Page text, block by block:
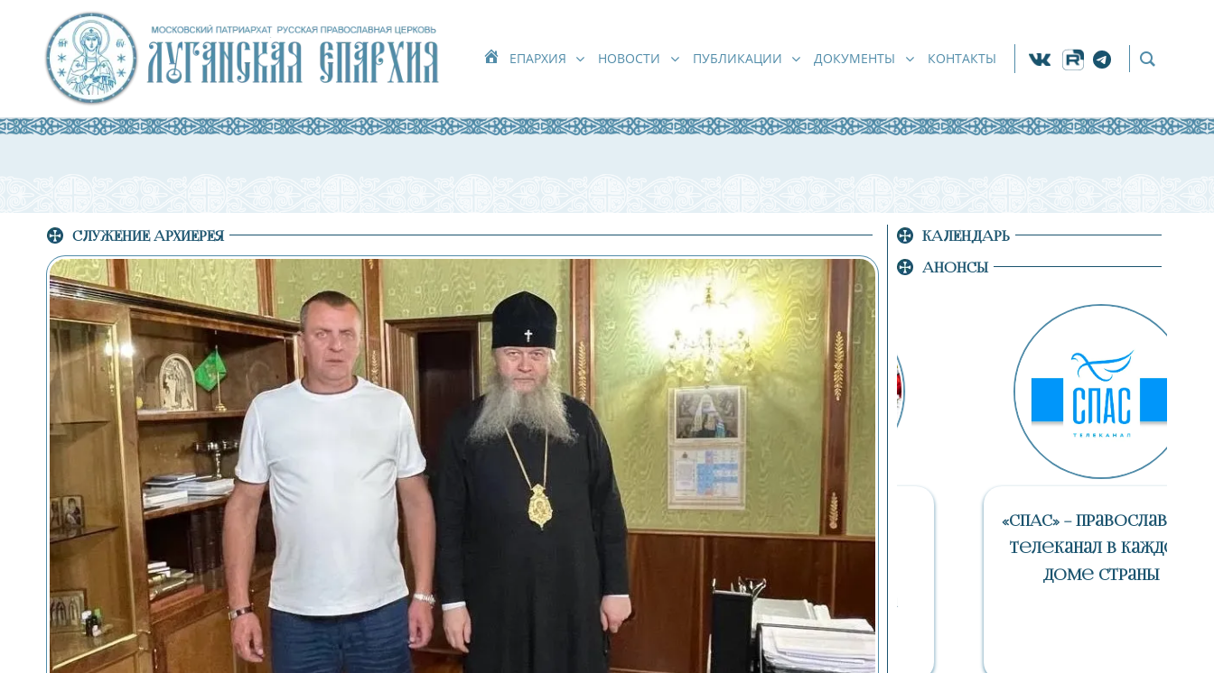
ЕПАРХИЯ НОВОСТИ ПУБЛИКАЦИИ ДОКУМЕНТЫ КОНТАКТЫ
СЛУЖЕНИЕ АРХИЕРЕЯ
КАЛЕНДАРЬ
АНОНСЫ
Расписание
Паломнических
Поездок На 2026 Г.
Еженедельные
Акафистом У
Луганского Образа
Божией Матери
«СПАС» – Православный
Телеканал В Каждом
Доме Страны